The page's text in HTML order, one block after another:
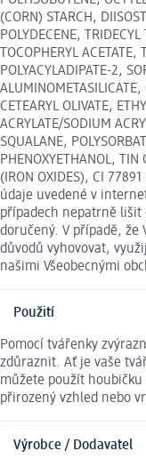
(CORN) STARCH,
POLYDECENE,
TOCOPHERYL
POLYACYLADIPATE-2,
ALUMINOMETASILICATE,
CETEARYL OLIVATE,
ACRYLATE/SODIUM
SQUALANE,
PHENOXYETHANOL,
(IRON OXIDES), CI
údaje uvedené v
případech nepatrně lišit
doručený. V případě, že
důvodů vyhovovat,
našimi Všeobecnými
Použití
Pomocí tvářenky
zdůraznit. Ať je vaše
můžete použít
přirozený vzhled nebo
Výrobce / Dodavatel